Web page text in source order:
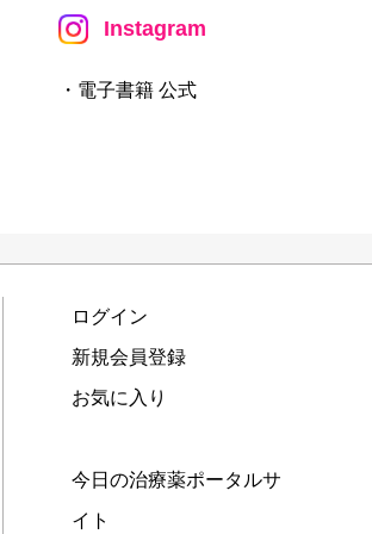
Instagram
・電子書籍 公式
ログイン
新規会員登録
お気に入り
今日の治療薬ポータルサ
イト